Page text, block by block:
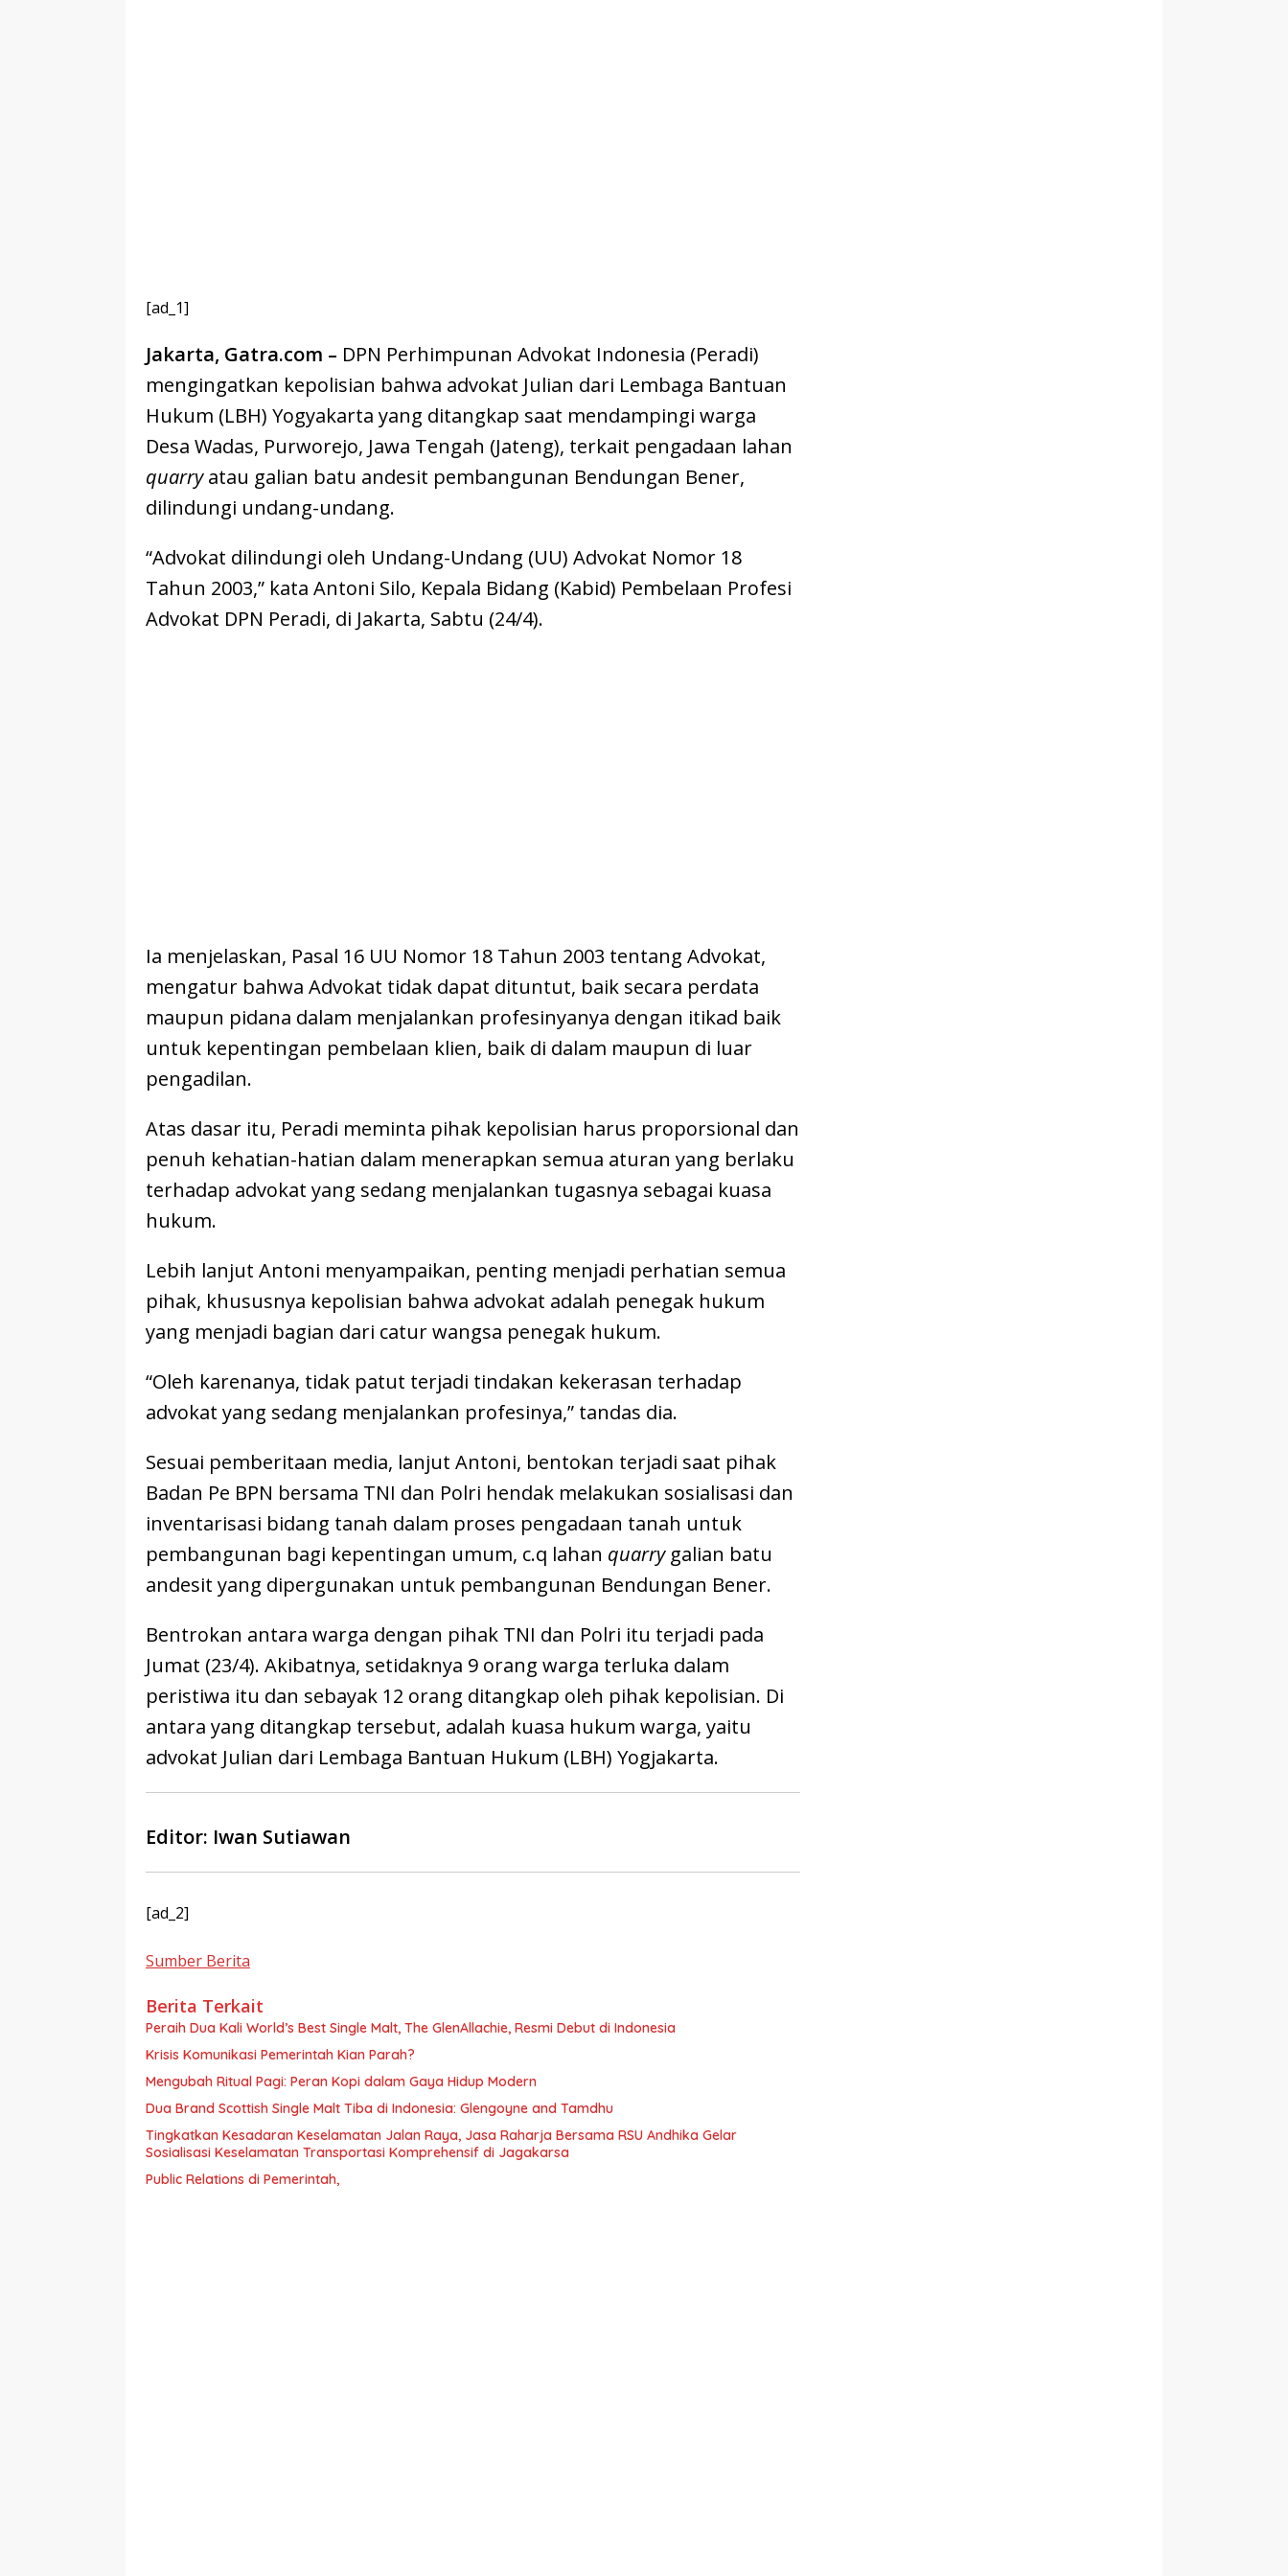
[ad_1]
Jakarta, Gatra.com – DPN Perhimpunan Advokat Indonesia (Peradi)
mengingatkan kepolisian bahwa advokat Julian dari Lembaga Bantuan
Hukum (LBH) Yogyakarta yang ditangkap saat mendampingi warga
Desa Wadas, Purworejo, Jawa Tengah (Jateng), terkait pengadaan lahan
quarryatau galian batu andesit pembangunan Bendungan Bener,
dilindungi undang-undang.
“Advokat dilindungi oleh Undang-Undang (UU) Advokat Nomor 18
Tahun 2003,” kata Antoni Silo, Kepala Bidang (Kabid) Pembelaan Profesi
Advokat DPN Peradi, di Jakarta, Sabtu (24/4).
Ia menjelaskan, Pasal 16 UU Nomor 18 Tahun 2003 tentang Advokat,
mengatur bahwa Advokat tidak dapat dituntut, baik secara perdata
maupun pidana dalam menjalankan profesinyanya dengan itikad baik
untuk kepentingan pembelaan klien, baik di dalam maupun di luar
pengadilan.
Atas dasar itu, Peradi meminta pihak kepolisian harus proporsional dan
penuh kehatian-hatian dalam menerapkan semua aturan yang berlaku
terhadap advokat yang sedang menjalankan tugasnya sebagai kuasa
hukum.
Lebih lanjut Antoni menyampaikan, penting menjadi perhatian semua
pihak, khususnya kepolisian bahwa advokat adalah penegak hukum
yang menjadi bagian dari catur wangsa penegak hukum.
“Oleh karenanya, tidak patut terjadi tindakan kekerasan terhadap
advokat yang sedang menjalankan profesinya,” tandas dia.
Sesuai pemberitaan media, lanjut Antoni, bentokan terjadi saat pihak
Badan Pe BPN bersama TNI dan Polri hendak melakukan sosialisasi dan
inventarisasi bidang tanah dalam proses pengadaan tanah untuk
pembangunan bagi kepentingan umum, c.q lahan quarrygalian batu
andesit yang dipergunakan untuk pembangunan Bendungan Bener.
Bentrokan antara warga dengan pihak TNI dan Polri itu terjadi pada
Jumat (23/4). Akibatnya, setidaknya 9 orang warga terluka dalam
peristiwa itu dan sebayak 12 orang ditangkap oleh pihak kepolisian. Di
antara yang ditangkap tersebut, adalah kuasa hukum warga, yaitu
advokat Julian dari Lembaga Bantuan Hukum (LBH) Yogjakarta.
Editor: Iwan Sutiawan
[ad_2]
Sumber Berita
Berita Terkait
Peraih Dua Kali World’s Best Single Malt, The GlenAllachie, Resmi Debut di Indonesia
Krisis Komunikasi Pemerintah Kian Parah?
Mengubah Ritual Pagi: Peran Kopi dalam Gaya Hidup Modern
Dua Brand Scottish Single Malt Tiba di Indonesia: Glengoyne and Tamdhu
Tingkatkan Kesadaran Keselamatan Jalan Raya, Jasa Raharja Bersama RSU Andhika Gelar
Sosialisasi Keselamatan Transportasi Komprehensif di Jagakarsa
Public Relations di Pemerintah,